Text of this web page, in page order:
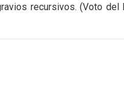
recursivos. (Voto del